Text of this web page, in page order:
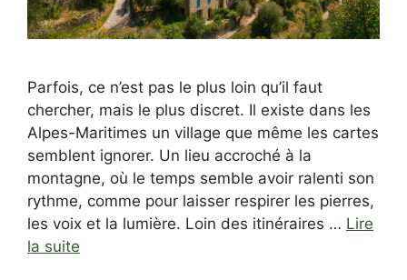
Parfois, ce n’est pas le plus loin qu’il faut
chercher, mais le plus discret. Il existe dans les
Alpes-Maritimes un village que même les cartes
semblent ignorer. Un lieu accroché à la
montagne, où le temps semble avoir ralenti son
rythme, comme pour laisser respirer les pierres,
les voix et la lumière. Loin des itinéraires … Lire
la suite